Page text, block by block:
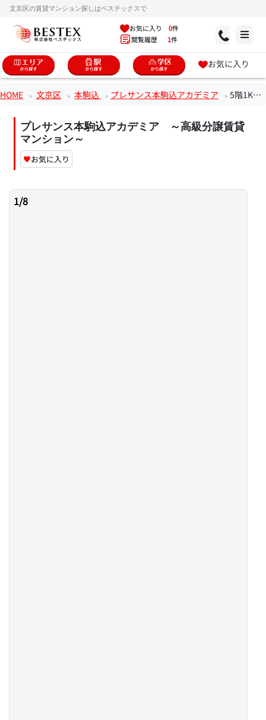
文京区の賃貸マンション探しはベステックスで
お気に入り 0件
閲覧履歴 1件
お気に入り
HOME 文京区 本駒込 プレサンス本駒込アカデミア 5階1Kのお部屋
プレサンス本駒込アカデミア ～高級分譲賃貸
マンション～
♥お気に入り
1/8